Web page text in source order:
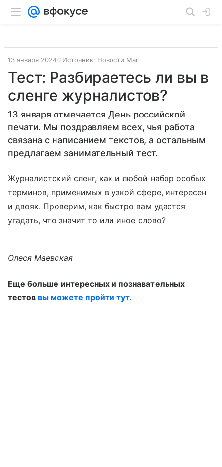
13 января 2024 Источник: Новости Mail
Тест: Разбираетесь ли вы в
сленге журналистов?
13 января отмечается День российской
печати. Мы поздравляем всех, чья работа
связана с написанием текстов, а остальным
предлагаем занимательный тест.
Журналистский сленг, как и любой набор особых
терминов, применимых в узкой сфере, интересен
и двояк. Проверим, как быстро вам удастся
угадать, что значит то или иное слово?
Олеся Маевская
Еще больше интересных и познавательных
тестов вы можете пройти тут.